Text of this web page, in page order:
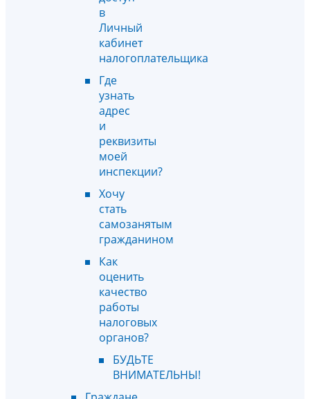
в
Личный
кабинет
налогоплательщика
Где
узнать
адрес
и
реквизиты
моей
инспекции?
Хочу
стать
самозанятым
гражданином
Как
оценить
качество
работы
налоговых
органов?
БУДЬТЕ
ВНИМАТЕЛЬНЫ!